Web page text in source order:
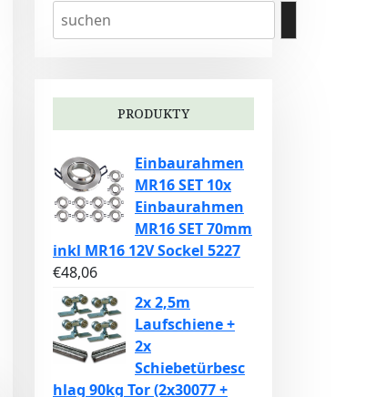
PRODUKTY
Einbaurahmen
MR16 SET 10x
Einbaurahmen
MR16 SET 70mm
inkl MR16 12V Sockel 5227
€48,06
2x 2,5m
Laufschiene +
2x
Schiebetürbesc
hlag 90kg Tor (2x30077 +